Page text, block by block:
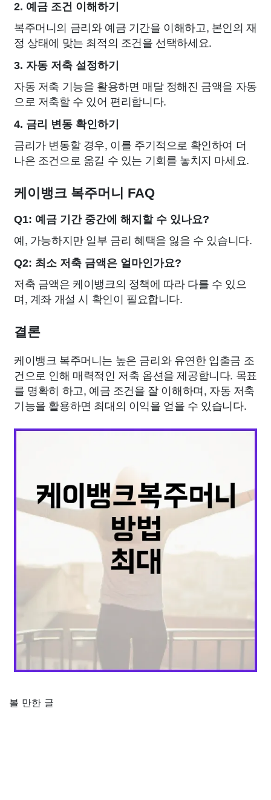
2. 예금 조건 이해하기
복주머니의 금리와 예금 기간을 이해하고, 본인의 재
정 상태에 맞는 최적의 조건을 선택하세요.
3. 자동 저축 설정하기
자동 저축 기능을 활용하면 매달 정해진 금액을 자동
으로 저축할 수 있어 편리합니다.
4. 금리 변동 확인하기
금리가 변동할 경우, 이를 주기적으로 확인하여 더
나은 조건으로 옮길 수 있는 기회를 놓치지 마세요.
케이뱅크 복주머니 FAQ
Q1: 예금 기간 중간에 해지할 수 있나요?
예, 가능하지만 일부 금리 혜택을 잃을 수 있습니다.
Q2: 최소 저축 금액은 얼마인가요?
저축 금액은 케이뱅크의 정책에 따라 다를 수 있으
며, 계좌 개설 시 확인이 필요합니다.
결론
케이뱅크 복주머니는 높은 금리와 유연한 입출금 조
건으로 인해 매력적인 저축 옵션을 제공합니다. 목표
를 명확히 하고, 예금 조건을 잘 이해하며, 자동 저축
기능을 활용하면 최대의 이익을 얻을 수 있습니다.
볼 만한 글